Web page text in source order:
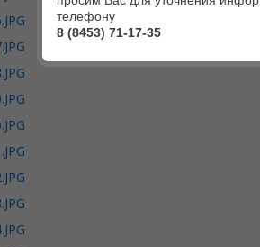
телефону
8 (8453) 71-17-35